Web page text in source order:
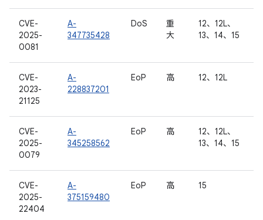
CVE-
2025-
0081
A-
347735428
DoS
重
大
12、12L、
13、14、15
CVE-
2023-
21125
A-
228837201
EoP 高 12、12L
CVE-
2025-
0079
A-
345258562
EoP 高
12、12L、
13、14、15
CVE-
2025-
22404
A-
375159480
EoP 高 15